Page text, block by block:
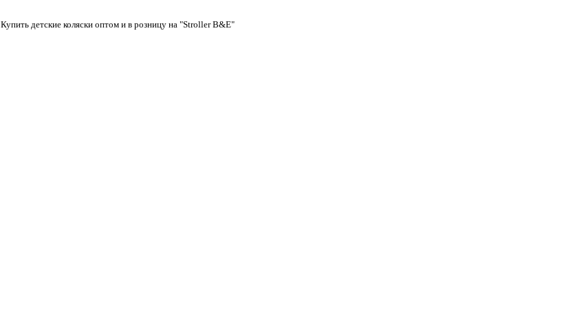
Купить детские коляски оптом и в розницу на "Stroller B&E"